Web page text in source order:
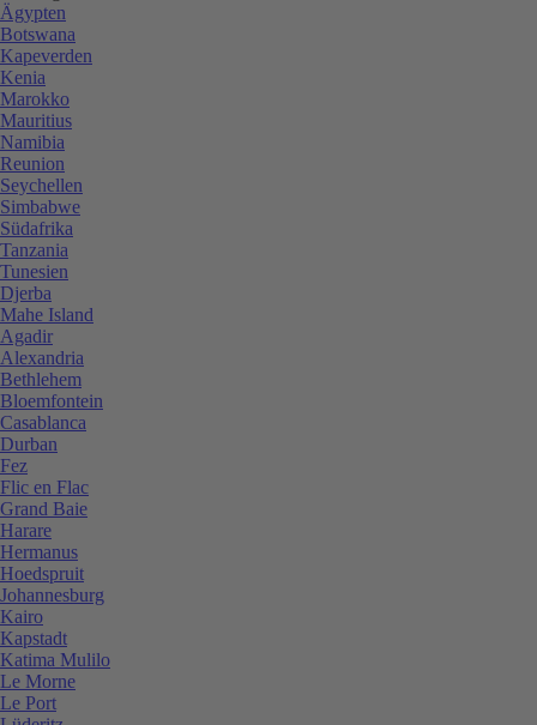
Ägypten
Botswana
Kapeverden
Kenia
Marokko
Mauritius
Namibia
Reunion
Seychellen
Simbabwe
Südafrika
Tanzania
Tunesien
Djerba
Mahe Island
Agadir
Alexandria
Bethlehem
Bloemfontein
Casablanca
Durban
Fez
Flic en Flac
Grand Baie
Harare
Hermanus
Hoedspruit
Johannesburg
Kairo
Kapstadt
Katima Mulilo
Le Morne
Le Port